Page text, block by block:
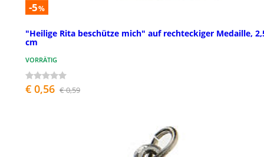
-5%
"Heilige Rita beschütze mich" auf rechteckiger Medaille,
cm
VORRÄTIG
€ 0,56 € 0,59